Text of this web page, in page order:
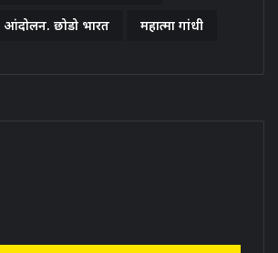
आंदोलन. छोडो भारत महात्मा गांधी